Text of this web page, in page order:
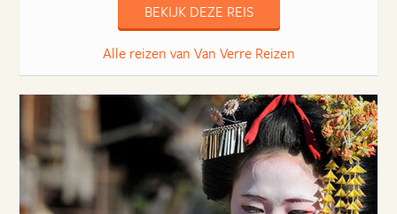
BEKIJK DEZE REIS
Alle reizen van Van Verre Reizen